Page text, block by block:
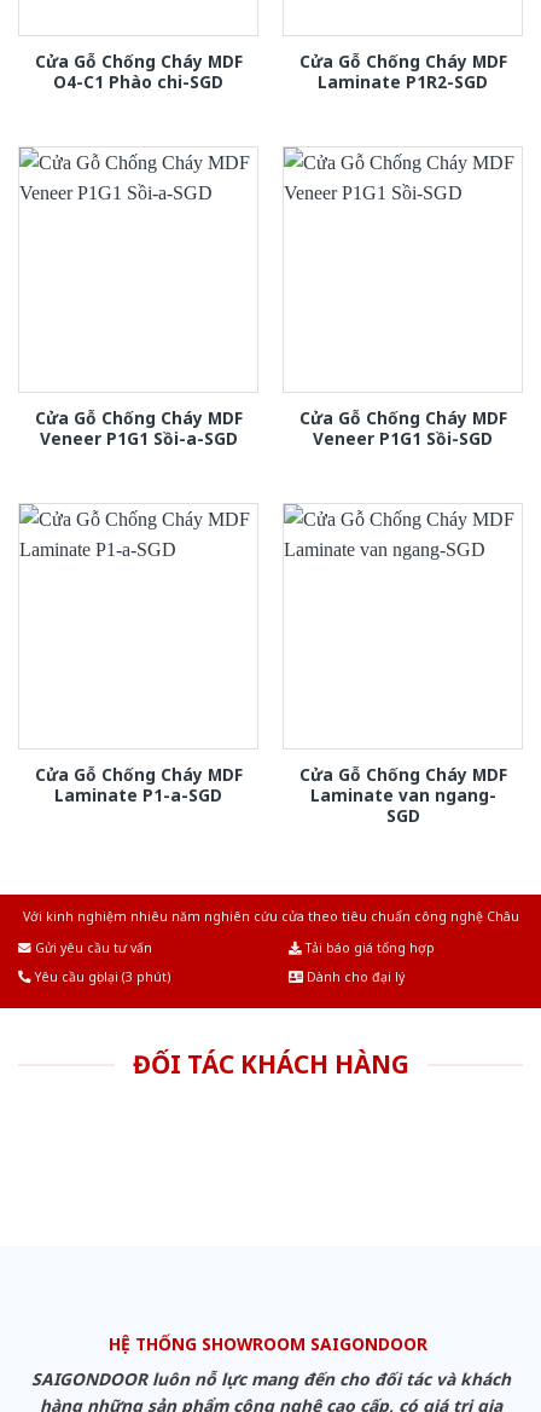
Cửa Gỗ Chống Cháy MDF
O4-C1 Phào chi-SGD
Cửa Gỗ Chống Cháy MDF
Laminate P1R2-SGD
Cửa Gỗ Chống Cháy MDF
Veneer P1G1 Sồi-a-SGD
Cửa Gỗ Chống Cháy MDF
Veneer P1G1 Sồi-SGD
Cửa Gỗ Chống Cháy MDF
Laminate P1-a-SGD
Cửa Gỗ Chống Cháy MDF
Laminate van ngang-
SGD
Với kinh nghiệm nhiêu năm nghiên cứu cửa theo tiêu chuẩn công nghệ Châu
Gửi yêu cầu tư vấn
Tải báo giá tổng hợp
Yêu cầu gọi lại (3 phút)
Dành cho đại lý
ĐỐI TÁC KHÁCH HÀNG
HỆ THỐNG SHOWROOM SAIGONDOOR
SAIGONDOOR luôn nỗ lực mang đến cho đối tác và khách
hàng những sản phẩm công nghệ cao cấp, có giá trị gia